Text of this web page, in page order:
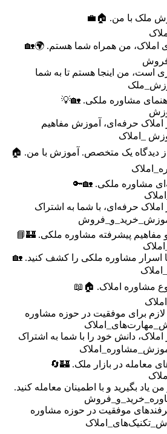
ملک با من. 🏠💼
املاک، من همراه شما هستم. 🌍🏡
است، من اینجا هستم تا به شما
مشاوره ملکی. 🏡💡
املاک حرفه‌ای، آموزش مفاهیم
_املاک
دیدگاه یک متخصص. آموزش با من. 🏠
مشاوره ملکی. 🏡🔑
حرفه‌ای، با شما به اشتراک
مفاهیم پیشرفته مشاوره ملکی. 🏰📘
اسرار مشاوره ملکی را کشف کنید. 🏡
مشاوره املاک. 🏠📖
برای موفقیت در حوزه مشاوره
دانش خود را با شما به اشتراک
معامله در بازار ملک. 🏰🔄
یاد بگیرید و با اطمینان معامله کنید.
موفقیت در حوزه مشاوره